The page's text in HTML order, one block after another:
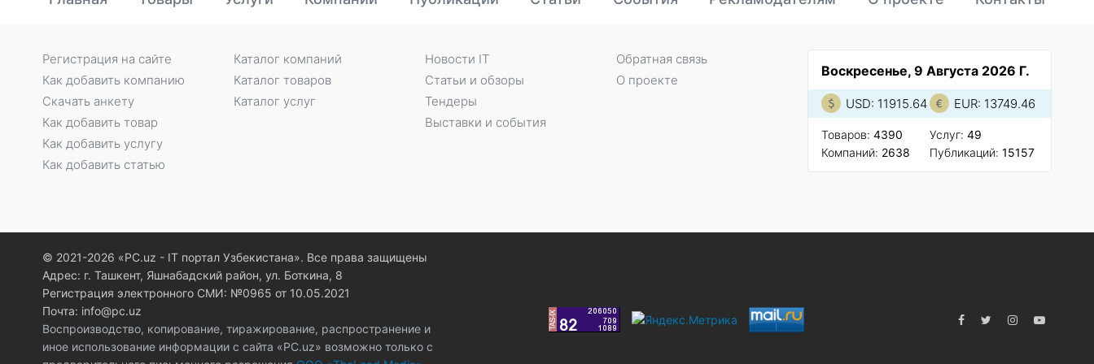
Воскресенье, 9 Августа 2026 Г.
USD: 11915.64 EUR: 13749.46
Товаров: 4390
Компаний: 2638
Услуг: 49
Публикаций: 15157
Регистрация на сайте
Как добавить компанию
Скачать анкету
Как добавить товар
Как добавить услугу
Как добавить статью
Каталог компаний
Каталог товаров
Каталог услуг
Новости IT
Статьи и обзоры
Тендеры
Выставки и события
Обратная связь
О проекте
© 2021-2026 «PC.uz - IT портал Узбекистана». Все права защищены
Адрес: г. Ташкент, Яшнабадский район, ул. Боткина, 8
Регистрация электронного СМИ: №0965 от 10.05.2021
Почта: info@pc.uz
Воспроизводство, копирование, тиражирование, распространение и
иное использование информации с сайта «PC.uz» возможно только с